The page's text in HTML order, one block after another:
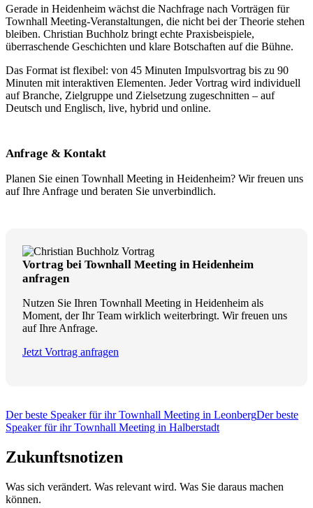
Gerade in Heidenheim wächst die Nachfrage nach Vorträgen für
Townhall Meeting-Veranstaltungen, die nicht bei der Theorie stehen
bleiben. Christian Buchholz bringt echte Praxisbeispiele,
überraschende Geschichten und klare Botschaften auf die Bühne.
Das Format ist flexibel: von 45 Minuten Impulsvortrag bis zu 90
Minuten mit interaktiven Elementen. Jeder Vortrag wird individuell
auf Branche, Zielgruppe und Zielsetzung zugeschnitten – auf
Deutsch und Englisch, live, hybrid und online.
Anfrage & Kontakt
Planen Sie einen Townhall Meeting in Heidenheim? Wir freuen uns
auf Ihre Anfrage und beraten Sie unverbindlich.
Vortrag bei Townhall Meeting in Heidenheim
anfragen
Nutzen Sie Ihren Townhall Meeting in Heidenheim als
Moment, der Ihr Team wirklich weiterbringt. Wir freuen uns
auf Ihre Anfrage.
Jetzt Vortrag anfragen
Der beste Speaker für ihr Townhall Meeting in LeonbergDer beste
Speaker für ihr Townhall Meeting in Halberstadt
Zukunftsnotizen
Was sich verändert. Was relevant wird. Was Sie daraus machen
können.